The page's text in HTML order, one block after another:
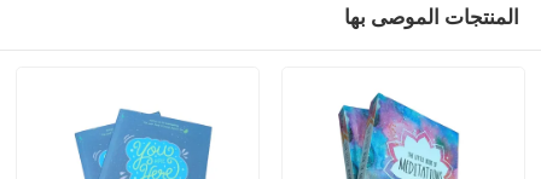
المنتجات الموصى بها